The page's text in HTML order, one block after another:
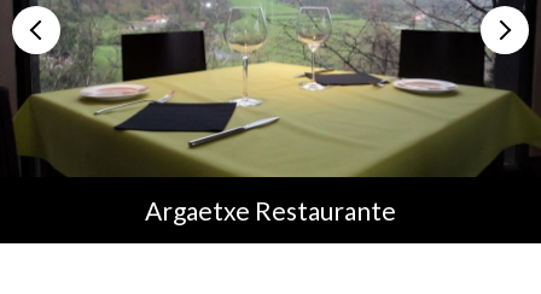
Jatetxeak
Planak
Argaetxe Restaurante